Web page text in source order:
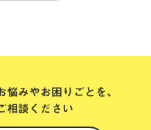
みやお困りごとを、
相談ください